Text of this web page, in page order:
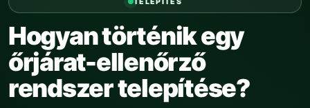
biztonsági szolgáltatást.
Hogyan történik egy
őrjárat-ellenőrző
rendszer telepítése?